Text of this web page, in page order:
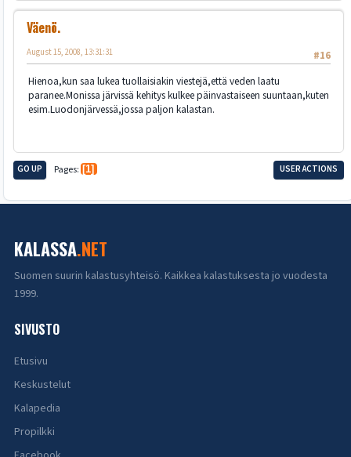
Väenö.
#16
August 15, 2008, 13:31:31
Hienoa,kun saa lukea tuollaisiakin viestejä,että veden laatu
paranee.Monissa järvissä kehitys kulkee päinvastaiseen suuntaan,kuten
esim.Luodonjärvessä,jossa paljon kalastan.
GO UP Pages 1 USER ACTIONS
KALASSA.NET
Suomen suurin kalastusyhteisö. Kaikkea kalastuksesta jo vuodesta
1999.
SIVUSTO
Etusivu
Keskustelut
Kalapedia
Propilkki